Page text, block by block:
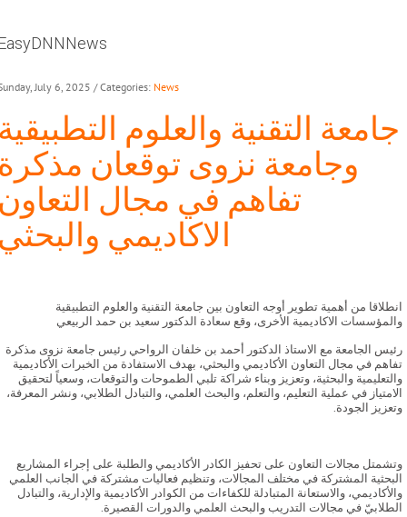
July 6, 2025 / Categories: News
جامعة التقنية والعلوم
وجامعة نزوى توقعان
تفاهم في مجال
الاكاديمي
انطلاقا من أهمية تطوير أوجه التعاون بين جامعة التقنية والعلوم التطبيقية
والمؤسسات الاكاديمية الأخرى، وقع سعادة الدكتور سعيد بن حمد الربيعي
رئيس الجامعة مع الاستاذ الدكتور أحمد بن خلفان الرواحي رئيس جامعة نزوى مذكرة
تفاهم في مجال التعاون الأكاديمي والبحثي، بهدف الاستفادة من الخبرات الأكاديمية
والتعليمية والبحثية، وتعزيز وبناء شراكة تلبي الطموحات والتوقعات، وسعياً لتحقيق
الامتياز في عملية التعليم، والتعلم، والبحث العلمي، والتبادل الطلابي، ونشر المعرفة،
وتعزيز الجودة.
‏وتشمتل مجالات التعاون على تحفيز الكادر الأكاديمي والطلبة على إجراء المشاريع
البحثية المشتركة في مختلف المجالات، وتنظيم فعاليات مشتركة في الجانب العلمي
والأكاديمي، والاستعانة المتبادلة للكفاءات من الكوادر الأكاديمية والإدارية، والتبادل
الطلابيّ في مجالات التدريب والبحث العلمي والدورات القصيرة.